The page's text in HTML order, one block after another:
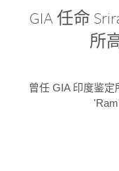
GIA 任命
所
曾任 GIA 印度鉴